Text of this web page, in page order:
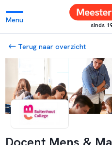
Menu
sinds
Terug naar overzicht